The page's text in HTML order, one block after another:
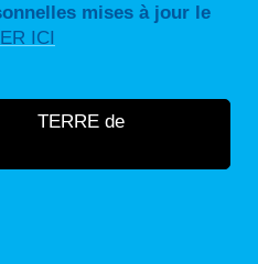
mises à jour le
ICI
TERRE de